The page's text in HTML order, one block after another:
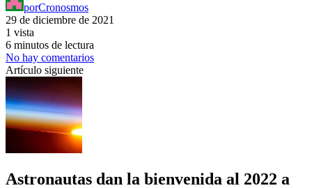
porCronosmos
29 de diciembre de 2021
1 vista
6 minutos de lectura
No hay comentarios
Artículo siguiente
Astronautas dan la bienvenida al 2022 a